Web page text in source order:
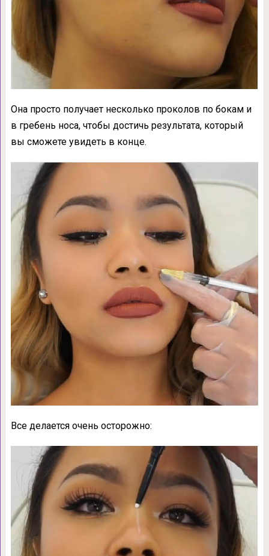
Она просто получает несколько проколов по бокам и
в гребень носа, чтобы достичь результата, который
вы сможете увидеть в конце.
Все делается очень осторожно: